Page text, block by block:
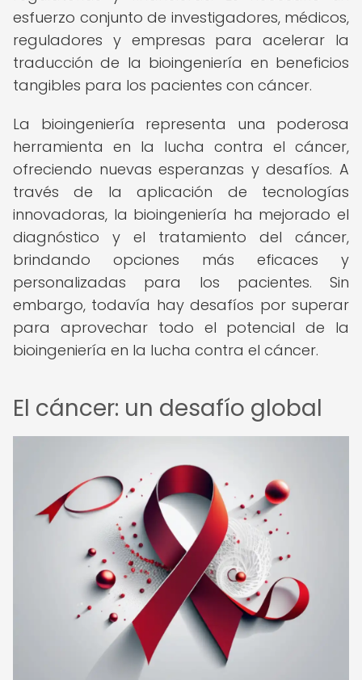
esfuerzo conjunto de investigadores, médicos,
reguladores y empresas para acelerar la
traducción de la bioingeniería en beneficios
tangibles para los pacientes con cáncer.
La bioingeniería representa una poderosa
herramienta en la lucha contra el cáncer,
ofreciendo nuevas esperanzas y desafíos. A
través de la aplicación de tecnologías
innovadoras, la bioingeniería ha mejorado el
diagnóstico y el tratamiento del cáncer,
brindando opciones más eficaces y
personalizadas para los pacientes. Sin
embargo, todavía hay desafíos por superar
para aprovechar todo el potencial de la
bioingeniería en la lucha contra el cáncer.
El cáncer: un desafío global